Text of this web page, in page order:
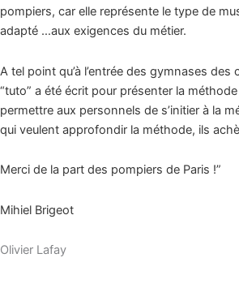
pompiers, car elle représente le type de
adapté …aux exigences du métier.
A tel point qu’à l’entrée des gymnases des
“tuto” a été écrit pour présenter la
permettre aux personnels de s’initier à la
qui veulent approfondir la méthode, ils
Merci de la part des pompiers de Paris !”
Mihiel Brigeot
Olivier Lafay